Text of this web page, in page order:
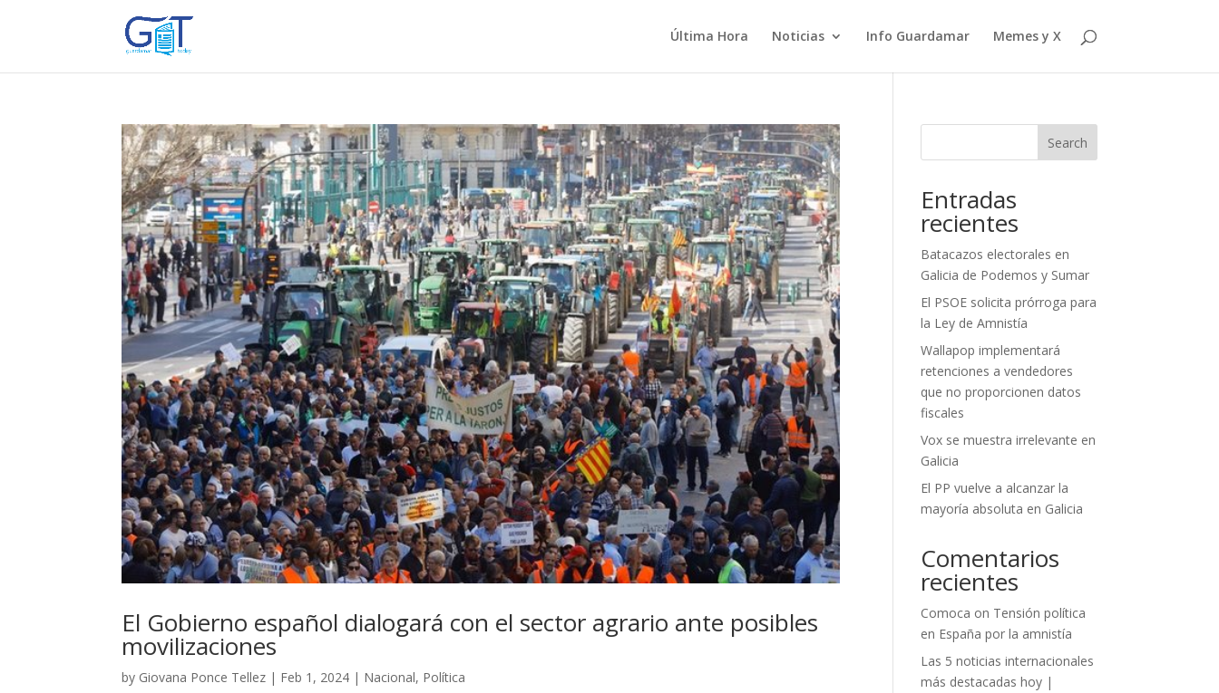
Última Hora Noticias Info Guardamar Memes y X
El Gobierno español dialogará con el sector agrario ante posibles
movilizaciones
by Giovana Ponce Tellez | Feb 1, 2024 | Nacional, Política
Search
Entradas
recientes
Batacazos electorales en
Galicia de Podemos y Sumar
El PSOE solicita prórroga para
la Ley de Amnistía
Wallapop implementará
retenciones a vendedores
que no proporcionen datos
fiscales
Vox se muestra irrelevante en
Galicia
El PP vuelve a alcanzar la
mayoría absoluta en Galicia
Comentarios
recientes
Comoca on Tensión política
en España por la amnistía
Las 5 noticias internacionales
más destacadas hoy |